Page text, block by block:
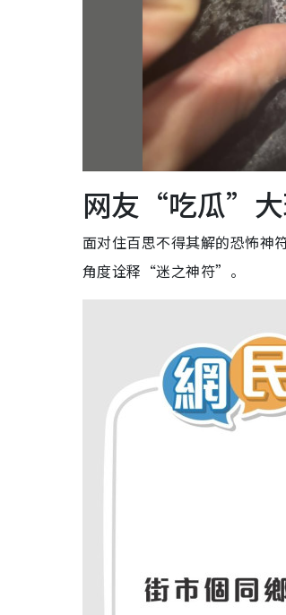
网友“吃瓜”大
面对住百思不得其解的恐怖
角度诠释“迷之神符”。